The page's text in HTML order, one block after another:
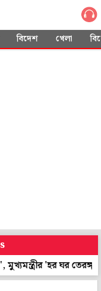
বিদেশ খেলা
'হর ঘর তেরঙ্গা'